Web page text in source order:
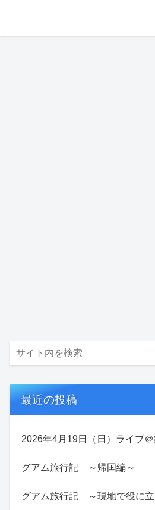
最近の投稿
2026年4月19日（日）ライブ＠
グアム旅行記 ～帰国編～
グアム旅行記 ～現地で役に立